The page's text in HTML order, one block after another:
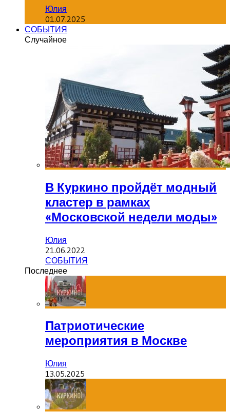
Юлия
01.07.2025
СОБЫТИЯ
Случайное
В Куркино пройдёт модный
кластер в рамках
«Московской недели моды»
Юлия
21.06.2022
СОБЫТИЯ
Последнее
Патриотические
мероприятия в Москве
Юлия
13.05.2025